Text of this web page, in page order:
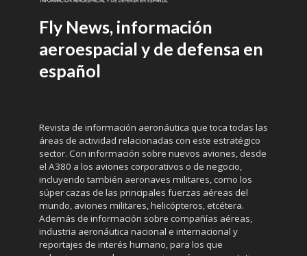
Fly News, información
aeroespacial y de defensa en
español
Revista de información aeronáutica que toca todas las
áreas de actividad relacionadas con este estratégico
sector. Con información sobre nuevos aviones, desde
el A380 a los aviones corporativos o de negocio,
incluyendo también aeronaves militares, como los
súper cazas de las principales fuerzas aéreas del
mundo, aviones militares, helicópteros, etcétera.
Además de información sobre compañías aéreas,
industria aeronáutica nacional e internacional y
reportajes de interés humano, para los que